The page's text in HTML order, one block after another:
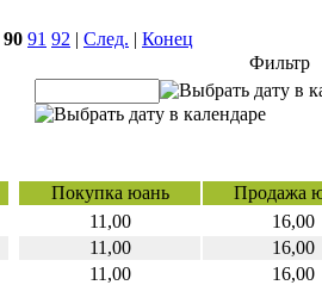
90 91 92 | След. | Конец
Фильтр
Покупка юань
Продажа
11,00
16,00
11,00
16,00
11,00
16,00